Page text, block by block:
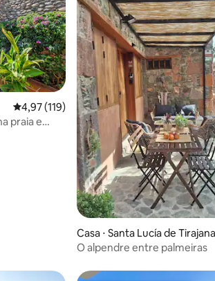
4,97 de uma avaliação média de 5, 119
4,97 (119)
praia e
Casa ⋅ Santa Lucía de Tirajana
O alpendre entre palmeiras